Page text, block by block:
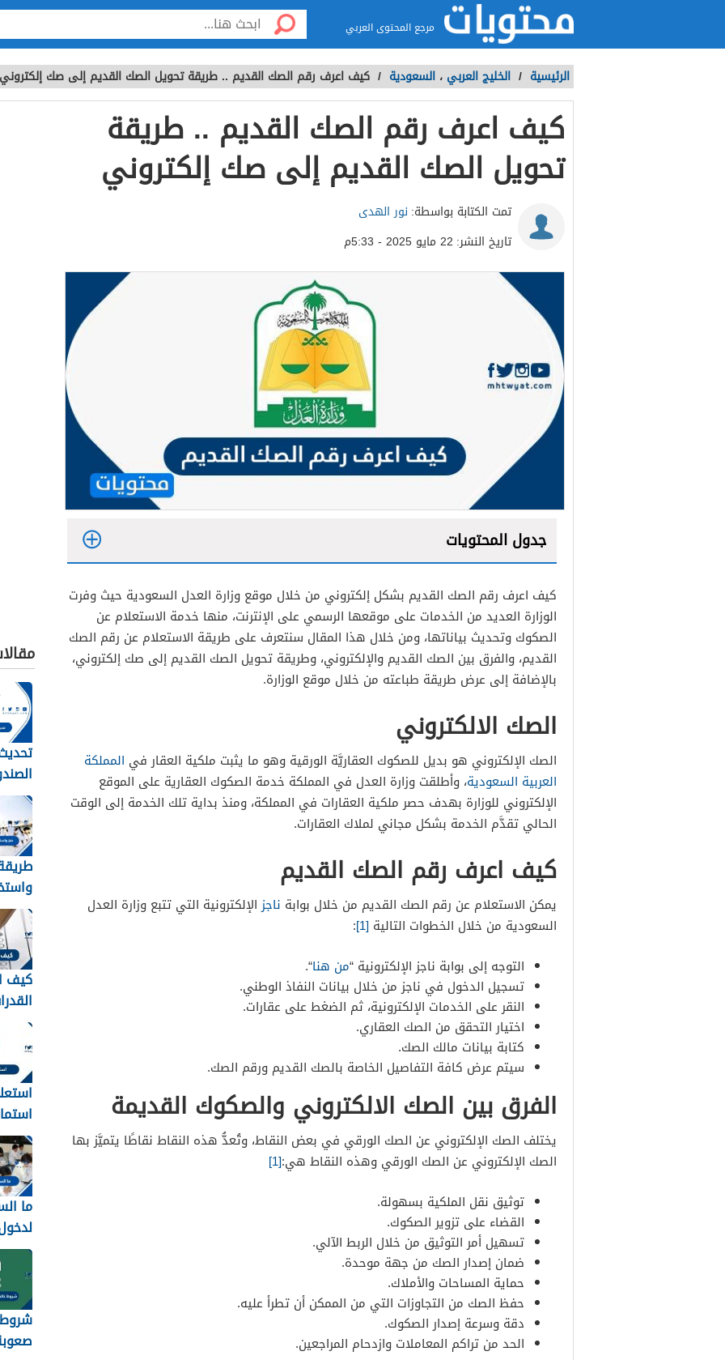
مرجع المحتوى العربي
الرئيسية / الخليج العربي ، السعودية / كيف اعرف رقم الصك القديم .. طريقة تحويل الصك القديم إلى صك إلكتروني
كيف اعرف رقم الصك القديم .. طريقة
تحويل الصك القديم إلى صك إلكتروني
تمت الكتابة بواسطة: نور الهدى
تاريخ النشر: 22 مايو 2025 - 5:33م
جدول المحتويات
كيف اعرف رقم الصك القديم بشكل إلكتروني من خلال موقع وزارة العدل السعودية حيث وفرت
الوزارة العديد من الخدمات على موقعها الرسمي على الإنترنت، منها خدمة الاستعلام عن
الصكوك وتحديث بياناتها، ومن خلال هذا المقال سنتعرف على طريقة الاستعلام عن رقم الصك
القديم، والفرق بين الصك القديم والإلكتروني، وطريقة تحويل الصك القديم إلى صك إلكتروني،
بالإضافة إلى عرض طريقة طباعته من خلال موقع الوزارة.
الصك الالكتروني
الصك الإلكتروني هو بديل للصكوك العقاريَّة الورقية وهو ما يثبت ملكية العقار في المملكة
العربية السعودية، وأطلقت وزارة العدل في المملكة خدمة الصكوك العقارية على الموقع
الإلكتروني للوزارة بهدف حصر ملكية العقارات في المملكة، ومنذ بداية تلك الخدمة إلى الوقت
الحالي تقدَّم الخدمة بشكل مجاني لملاك العقارات.
كيف اعرف رقم الصك القديم
يمكن الاستعلام عن رقم الصك القديم من خلال بوابة ناجزالإلكترونية التي تتبع وزارة العدل
السعودية من خلال الخطوات التالية [1]
:
التوجه إلى بوابة ناجز الإلكترونية “من هنا“.
تسجيل الدخول في ناجز من خلال بيانات النفاذ الوطني.
النقر على الخدمات الإلكترونية، ثم الضغط على عقارات.
اختيار التحقق من الصك العقاري.
كتابة بيانات مالك الصك.
سيتم عرض كافة التفاصيل الخاصة بالصك القديم ورقم الصك.
الفرق بين الصك الالكتروني والصكوك القديمة
يختلف الصك الإلكتروني عن الصك الورقي في بعض النقاط، وتُعدُّ هذه النقاط نقاطًا يتميَّز بها
الصك الإلكتروني عن الصك الورقي وهذه النقاط هي:[1]
توثيق نقل الملكية بسهولة.
القضاء على تزوير الصكوك.
تسهيل أمر التوثيق من خلال الربط الآلي.
ضمان إصدار الصك من جهة موحدة.
حماية المساحات والأملاك.
حفظ الصك من التجاوزات التي من الممكن أن تطرأ عليه.
دقة وسرعة إصدار الصكوك.
الحد من تراكم المعاملات وازدحام المراجعين.
حج
كيف
1448
ما
1448
شروط